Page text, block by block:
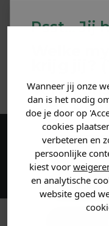
Wanneer jij onze
dan is het nodig
doe je door op
cookies
verbeteren en
persoonlijke
kiest voor
en analytische
website goed
Maak een
korting
Psst... Jij
Welke
krijg jij?
Vertel
zoek